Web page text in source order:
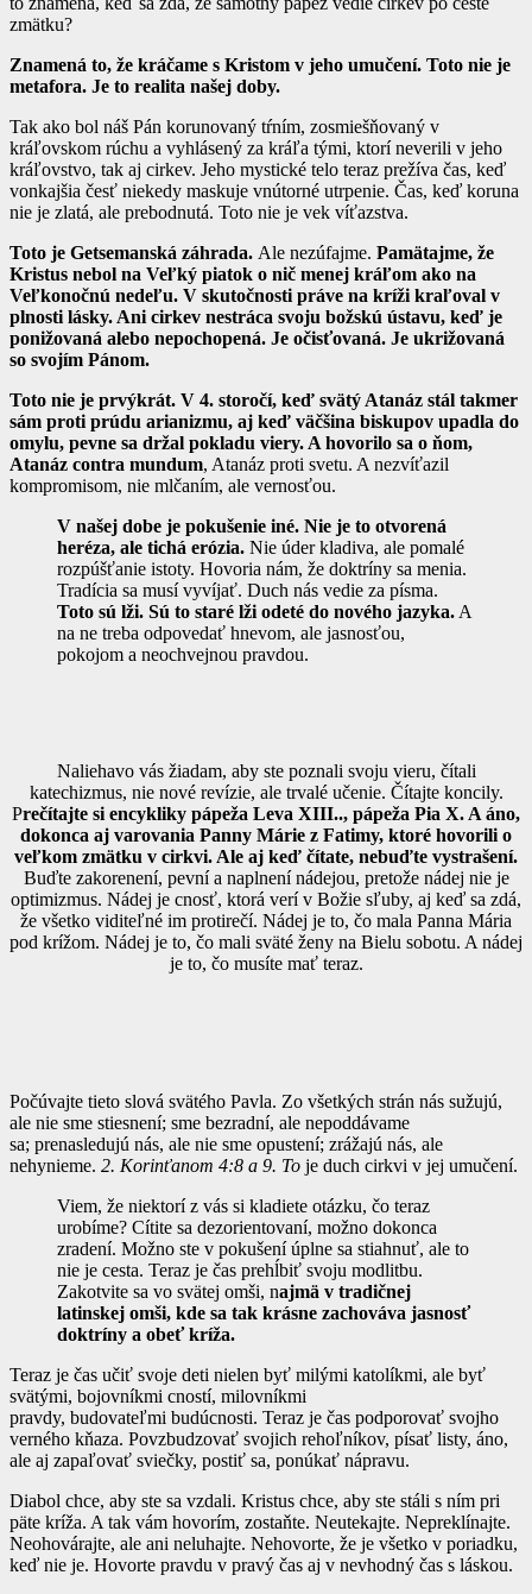
zmätku?
Znamená to, že kráčame s Kristom v jeho umučení. Toto nie je
metafora. Je to realita našej doby.
Tak ako bol náš Pán korunovaný tŕním, zosmiešňovaný v
kráľovskom rúchu a vyhlásený za kráľa tými, ktorí neverili v jeho
kráľovstvo, tak aj cirkev. Jeho mystické telo teraz prežíva čas, keď
vonkajšia česť niekedy maskuje vnútorné utrpenie. Čas, keď koruna
nie je zlatá, ale prebodnutá. Toto nie je vek víťazstva.
Toto je Getsemanská záhrada. Ale nezúfajme. Pamätajme, že
Kristus nebol na Veľký piatok o nič menej kráľom ako na
Veľkonočnú nedeľu. V skutočnosti práve na kríži kraľoval v
plnosti lásky. Ani cirkev nestráca svoju božskú ústavu, keď je
ponižovaná alebo nepochopená. Je očisťovaná. Je ukrižovaná
so svojím Pánom.
Toto nie je prvýkrát. V 4. storočí, keď svätý Atanáz stál takmer
sám proti prúdu arianizmu, aj keď väčšina biskupov upadla do
omylu, pevne sa držal pokladu viery. A hovorilo sa o ňom,
Atanáz contra mundum, Atanáz proti svetu. A nezvíťazil
kompromisom, nie mlčaním, ale vernosťou.
V našej dobe je pokušenie iné. Nie je to otvorená
heréza, ale tichá erózia. Nie úder kladiva, ale pomalé
rozpúšťanie istoty. Hovoria nám, že doktríny sa menia.
Tradícia sa musí vyvíjať. Duch nás vedie za písma.
Toto sú lži. Sú to staré lži odeté do nového jazyka.A
na ne treba odpovedať hnevom, ale jasnosťou,
pokojom a neochvejnou pravdou.
Naliehavo vás žiadam, aby ste poznali svoju vieru, čítali
katechizmus, nie nové revízie, ale trvalé učenie. Čítajte koncily.
Prečítajte si encykliky pápeža Leva XIII.., pápeža Pia X. A áno,
dokonca aj varovania Panny Márie z Fatimy, ktoré hovorili o
veľkom zmätku v cirkvi. Ale aj keď čítate, nebuďte vystrašení.
Buďte zakorenení, pevní a naplnení nádejou, pretože nádej nie je
optimizmus. Nádej je cnosť, ktorá verí v Božie sľuby, aj keď sa zdá,
že všetko viditeľné im protirečí. Nádej je to, čo mala Panna Mária
pod krížom. Nádej je to, čo mali sväté ženy na Bielu sobotu. A nádej
je to, čo musíte mať teraz.
Počúvajte tieto slová svätého Pavla. Zo všetkých strán nás sužujú,
ale nie sme stiesnení; sme bezradní, ale nepoddávame
sa; prenasledujú nás, ale nie sme opustení; zrážajú nás, ale
nehynieme. 2. Korinťanom 4:8 a 9. To je duch cirkvi v jej umučení.
Viem, že niektorí z vás si kladiete otázku, čo teraz
urobíme? Cítite sa dezorientovaní, možno dokonca
zradení. Možno ste v pokušení úplne sa stiahnuť, ale to
nie je cesta. Teraz je čas prehĺbiť svoju modlitbu.
Zakotvite sa vo svätej omši, najmä v tradičnej
latinskej omši, kde sa tak krásne zachováva jasnosť
doktríny a obeť kríža.
Teraz je čas učiť svoje deti nielen byť milými katolíkmi, ale byť
svätými, bojovníkmi cností, milovníkmi
pravdy, budovateľmi budúcnosti. Teraz je čas podporovať svojho
verného kňaza. Povzbudzovať svojich rehoľníkov, písať listy, áno,
ale aj zapaľovať sviečky, postiť sa, ponúkať nápravu.
Diabol chce, aby ste sa vzdali. Kristus chce, aby ste stáli s ním pri
päte kríža. A tak vám hovorím, zostaňte. Neutekajte. Nepreklínajte.
Neohovárajte, ale ani neluhajte. Nehovorte, že je všetko v poriadku,
keď nie je. Hovorte pravdu v pravý čas aj v nevhodný čas s láskou.